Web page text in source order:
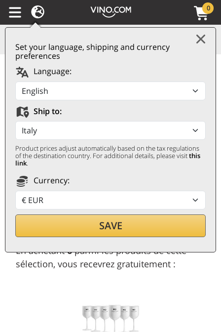
Set your language, shipping and currency
preferences
Language:
Ship to:
Product prices adjust automatically based on the tax regulations
of the destination country. For additional details, please visitthis
link.
Currency:
SAVE
0
CONTADI CASTALDI
Escape from the ordinary
CADEAU
EXCLUSIF
En achetant6parmi les produits de cette
sélection, vous recevrez gratuitement :